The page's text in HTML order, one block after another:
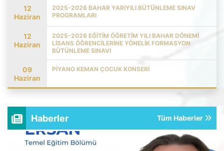
12
Haziran
2025-2026 BAHAR YARIYILI BÜTÜNLEME SINAV
PROGRAMLARI
12
Haziran
2025-2026 EĞİTİM ÖĞRETİM YILI BAHAR DÖNEMİ
LİSANS ÖĞRENCİLERİNE YÖNELİK FORMASYON
BÜTÜNLEME SINAVI
09
Haziran
PİYANO KEMAN ÇOCUK KONSERİ
Haberler Tüm Haberler